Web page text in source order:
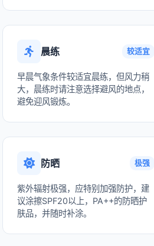
晨练 较适宜
早晨气象条件较适宜晨练，但风力稍
大，晨练时请注意选择避风的地点，
避免迎风锻炼。
防晒 极强
紫外辐射极强，应特别加强防护，建
议涂擦SPF20以上，PA++的防晒护
肤品，并随时补涂。